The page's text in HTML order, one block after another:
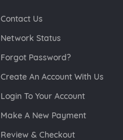
Contact Us
Network Status
Forgot Password?
Create An Account With Us
Login To Your Account
Make A New Payment
Review & Checkout